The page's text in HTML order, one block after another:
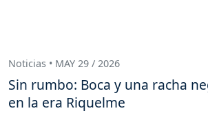
Noticias • MAY 29 / 2026
Sin rumbo: Boca y una racha
en la era Riquelme